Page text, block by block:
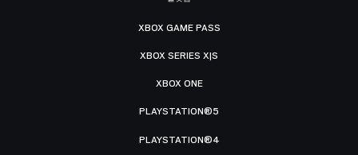
XBOX GAME PASS
XBOX SERIES X|S
XBOX ONE
PLAYSTATION®5
PLAYSTATION®4